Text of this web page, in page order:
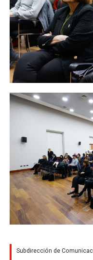
Subdirección de